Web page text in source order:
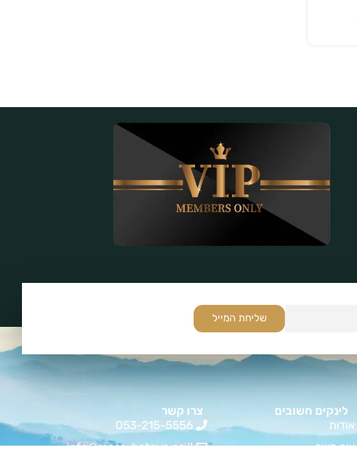
שליחת המייל
לינקים חשובים
אודות
צור קשר
צרו קשר
053-215-5556
info@masa-bateva.co.il